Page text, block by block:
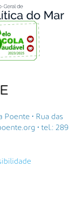
• Rua das
• tel.: 289